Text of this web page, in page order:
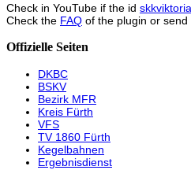
Check in YouTube if the id
Check the FAQ of the plugin or
Offizielle Seiten
DKBC
BSKV
Bezirk MFR
Kreis Fürth
VFS
TV 1860 Fürth
Kegelbahnen
Ergebnisdienst